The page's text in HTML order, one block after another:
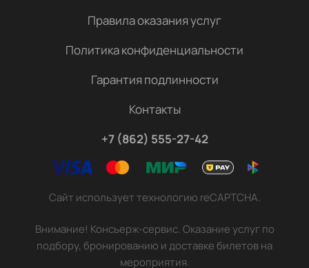
Правила оказания услуг
Политика конфиденциальности
Гарантия подлинности
Контакты
+7 (862) 555-27-42
Сайт использует технологию reCAPTCHA.
Внимание! Консьерж-сервис. Оказание услуг по
подбору, бронированию и доставке билетов на
мероприятия.